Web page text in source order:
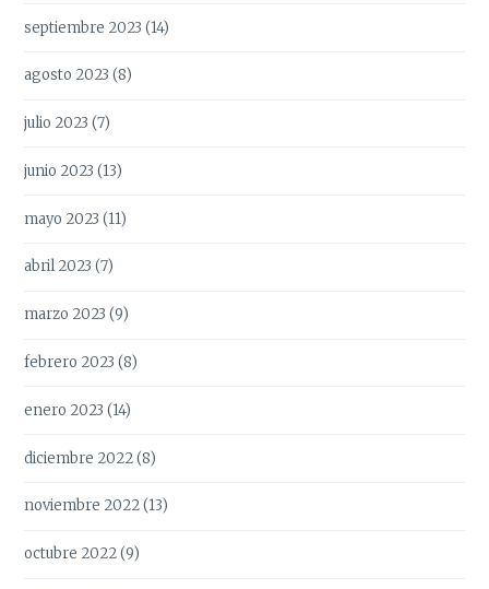
septiembre 2023 (14)
agosto 2023 (8)
julio 2023 (7)
junio 2023 (13)
mayo 2023 (11)
abril 2023 (7)
marzo 2023 (9)
febrero 2023 (8)
enero 2023 (14)
diciembre 2022(8)
noviembre 2022(13)
octubre 2022(9)